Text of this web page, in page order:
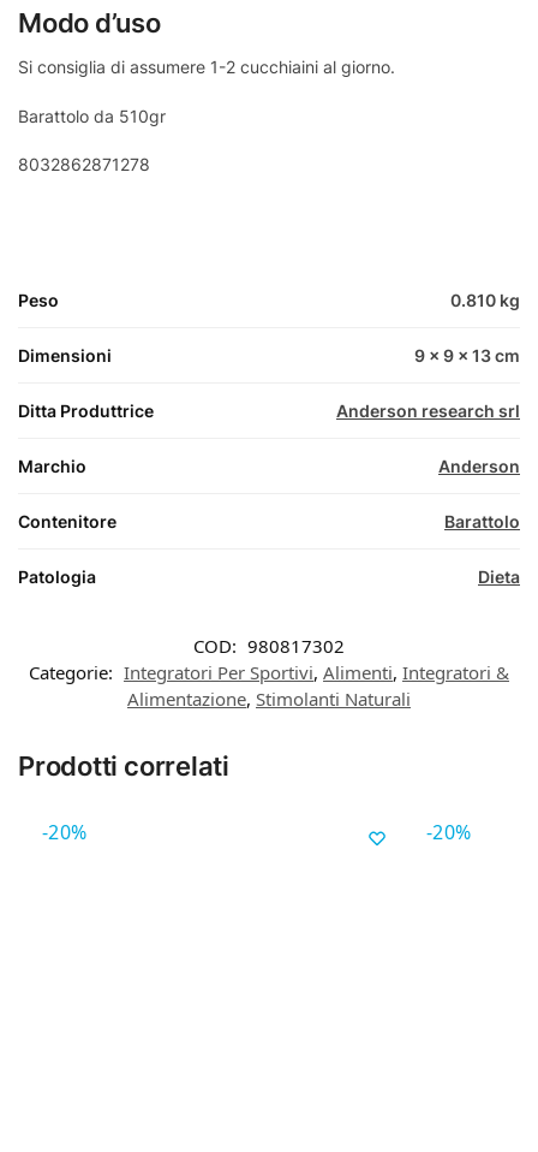
Modo d’uso
Si consiglia di assumere 1-2 cucchiaini al giorno.
Barattolo da 510gr
8032862871278
Peso 0.810 kg
Dimensioni 9 × 9 × 13 cm
Ditta Produttrice Anderson research srl
Marchio Anderson
Contenitore Barattolo
Patologia Dieta
COD: 980817302
Categorie: Integratori Per Sportivi, Alimenti, Integratori &
Alimentazione, Stimolanti Naturali
Prodotti correlati
-20% -20%